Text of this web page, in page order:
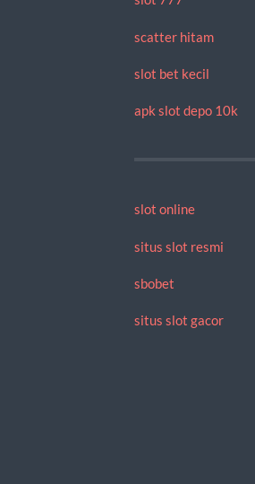
scatter hitam
slot bet kecil
apk slot depo 10k
slot online
situs slot resmi
sbobet
situs slot gacor